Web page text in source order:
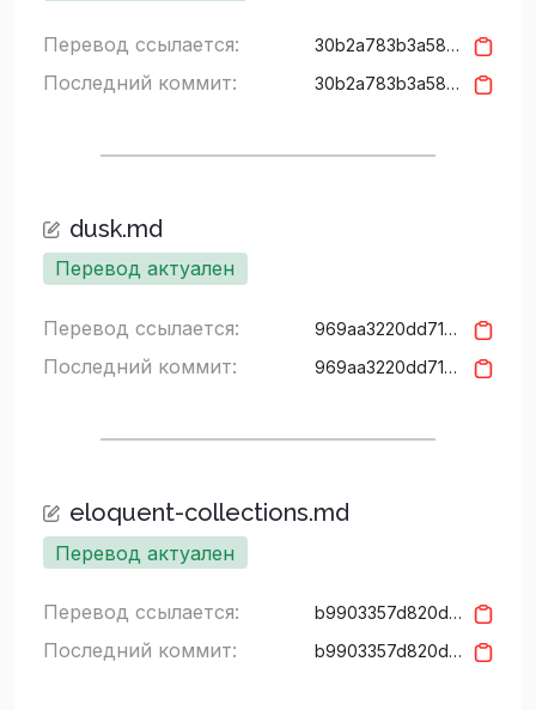
Перевод ссылается: 30b2a783b3a586b14af4a3932158c2e6a93f3632
Последний коммит: 30b2a783b3a586b14af4a3932158c2e6a93f3632
dusk.md
Перевод актуален
Перевод ссылается: 969aa3220dd71ec00ee5bf2b59a00be9288c7f5b
Последний коммит: 969aa3220dd71ec00ee5bf2b59a00be9288c7f5b
eloquent-collections.md
Перевод актуален
Перевод ссылается: b9903357d820d58a7b08a228857106f9e9e8bc4e
Последний коммит: b9903357d820d58a7b08a228857106f9e9e8bc4e